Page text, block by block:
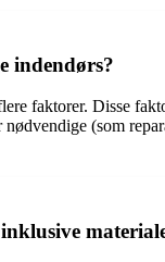
indendørs?
faktorer. Disse
(som